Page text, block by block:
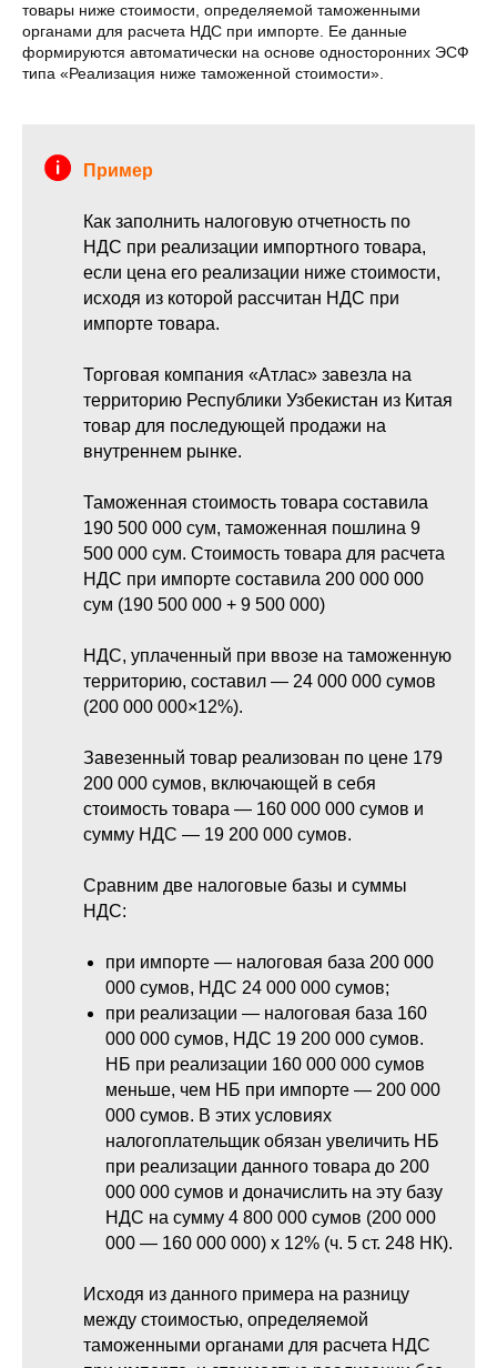
товары ниже стоимости, определяемой таможенными
органами для расчета НДС при импорте. Ее данные
формируются автоматически на основе односторонних ЭСФ
типа «Реализация ниже таможенной стоимости».
Пример
Как заполнить налоговую отчетность по
НДС при реализации импортного товара,
если цена его реализации ниже стоимости,
исходя из которой рассчитан НДС при
импорте товара.
Торговая компания «Атлас» завезла на
территорию Республики Узбекистан из Китая
товар для последующей продажи на
внутреннем рынке.
Таможенная стоимость товара составила
190 500 000 сум, таможенная пошлина 9
500 000 сум. Стоимость товара для расчета
НДС при импорте составила 200 000 000
сум (190 500 000 + 9 500 000)
НДС, уплаченный при ввозе на таможенную
территорию, составил — 24 000 000 сумов
(200 000 000×12%).
Завезенный товар реализован по цене 179
200 000 сумов, включающей в себя
стоимость товара — 160 000 000 сумов и
сумму НДС — 19 200 000 сумов.
Сравним две налоговые базы и суммы
НДС:
при импорте — налоговая база 200 000
000 сумов, НДС 24 000 000 сумов;
при реализации — налоговая база 160
000 000 сумов, НДС 19 200 000 сумов.
НБ при реализации 160 000 000 сумов
меньше, чем НБ при импорте — 200 000
000 сумов. В этих условиях
налогоплательщик обязан увеличить НБ
при реализации данного товара до 200
000 000 сумов и доначислить на эту базу
НДС на сумму 4 800 000 сумов (200 000
000 — 160 000 000) х 12% (ч. 5 ст. 248 НК).
Исходя из данного примера на разницу
между стоимостью, определяемой
таможенными органами для расчета НДС